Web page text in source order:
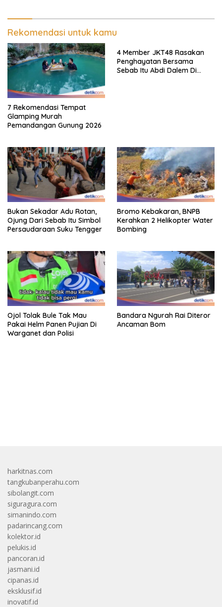
Rekomendasi untuk kamu
7 Rekomendasi Tempat
Glamping Murah
Pemandangan Gunung 2026
4 Member JKT48 Rasakan
Penghayatan Bersama
Sebab Itu Abdi Dalem Di
Bukan Sekadar Adu Rotan,
Ojung Dari Sebab Itu Simbol
Persaudaraan Suku Tengger
Bromo Kebakaran, BNPB
Kerahkan 2 Helikopter Water
Bombing
Ojol Tolak Bule Tak Mau
Pakai Helm Panen Pujian Di
Warganet dan Polisi
Bandara Ngurah Rai Diteror
Ancaman Bom
harkitnas.com
tangkubanperahu.com
sibolangit.com
siguragura.com
simanindo.com
padarincang.com
kolektor.id
pelukis.id
pancoran.id
jasmani.id
cipanas.id
eksklusif.id
inovatif.id